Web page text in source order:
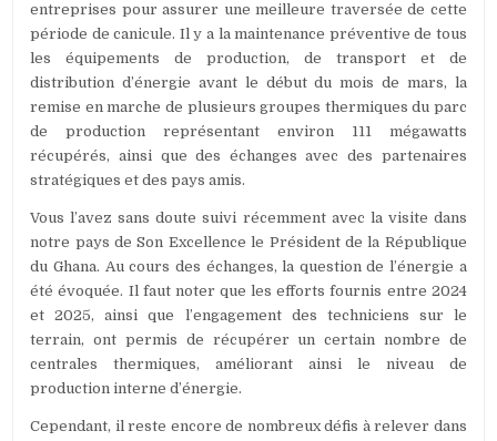
entreprises pour assurer une meilleure traversée de cette
période de canicule. Il y a la maintenance préventive de tous
les équipements de production, de transport et de
distribution d’énergie avant le début du mois de mars, la
remise en marche de plusieurs groupes thermiques du parc
de production représentant environ 111 mégawatts
récupérés, ainsi que des échanges avec des partenaires
stratégiques et des pays amis.
Vous l’avez sans doute suivi récemment avec la visite dans
notre pays de Son Excellence le Président de la République
du Ghana. Au cours des échanges, la question de l’énergie a
été évoquée. Il faut noter que les efforts fournis entre 2024
et 2025, ainsi que l’engagement des techniciens sur le
terrain, ont permis de récupérer un certain nombre de
centrales thermiques, améliorant ainsi le niveau de
production interne d’énergie.
Cependant, il reste encore de nombreux défis à relever dans